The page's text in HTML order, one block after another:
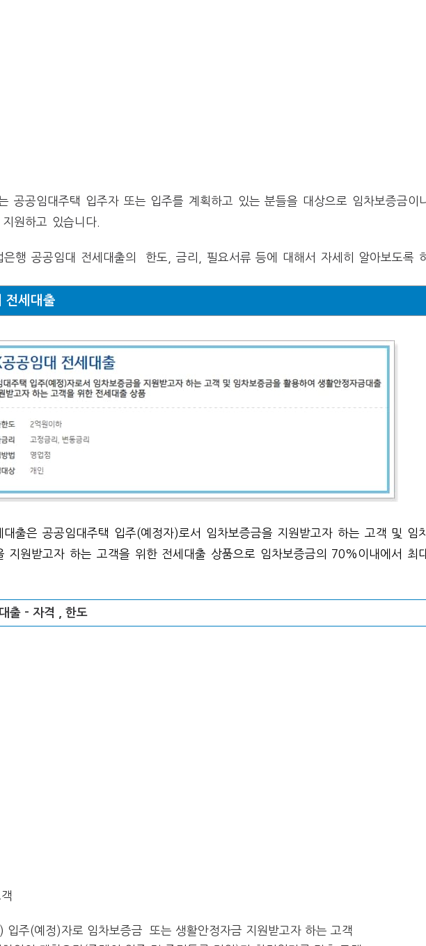
공공임대주택 입주자 또는 입주를 계획하고 있는 분들을 대상으로 임차보증금이
원하고 있습니다.
은행 공공임대 전세대출의 한도, 금리, 필요서류 등에 대해서 자세히 알아보도록
전세대출
대출은 공공임대주택 입주(예정자)로서 임차보증금을 지원받고자 하는 고객 및 임
지원받고자 하는 고객을 위한 전세대출 상품으로 임차보증금의 70%이내에서 최
출 – 자격 , 한도
입주(예정)자로 임차보증금 또는 생활안정자금 지원받고자 하는 고객